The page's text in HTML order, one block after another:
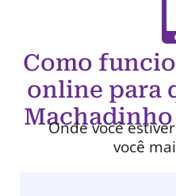
Como
online para
Machadinho
Onde você
você